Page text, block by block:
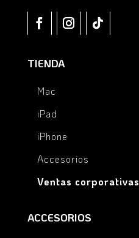
TIENDA
Mac
iPad
iPhone
Accesorios
Ventas corporativas
ACCESORIOS